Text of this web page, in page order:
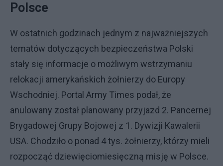
Polsce
W ostatnich godzinach jednym z najważniejszych
tematów dotyczących bezpieczeństwa Polski
stały się informacje o możliwym wstrzymaniu
relokacji amerykańskich żołnierzy do Europy
Wschodniej. Portal Army Times podał, że
anulowany został planowany przyjazd 2. Pancernej
Brygadowej Grupy Bojowej z 1. Dywizji Kawalerii
USA. Chodziło o ponad 4 tys. żołnierzy, którzy mieli
rozpocząć dziewięciomiesięczną misję w Polsce.